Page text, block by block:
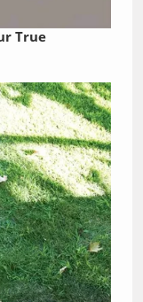
True